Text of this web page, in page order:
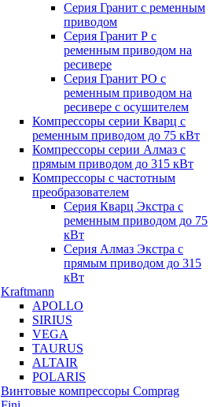
Серия Гранит с ременным
приводом
Серия Гранит Р с
ременным приводом на
ресивере
Серия Гранит РО с
ременным приводом на
ресивере с осушителем
Компрессоры серии Кварц с
ременным приводом до 75 кВт
Компрессоры серии Алмаз с
прямым приводом до 315 кВт
Компрессоры с частотным
преобразователем
Серия Кварц Экстра с
ременным приводом до 75
кВт
Серия Алмаз Экстра с
прямым приводом до 315
кВт
Kraftmann
APOLLO
SIRIUS
VEGA
TAURUS
ALTAIR
POLARIS
Винтовые компрессоры Comprag